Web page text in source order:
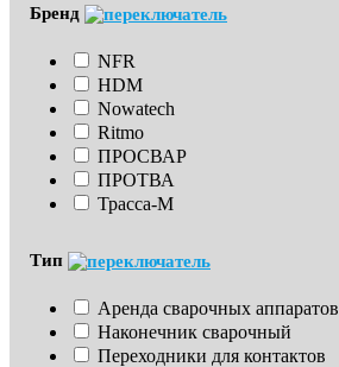
Бренд
NFR
HDM
Nowatech
Ritmo
ПРОСВАР
ПРОТВА
Трасса-М
Тип
Аренда сварочных аппаратов
Наконечник сварочный
Переходники для контактов